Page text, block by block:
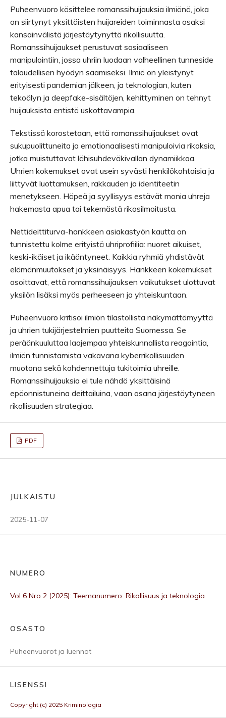
Puheenvuoro käsittelee romanssihuijauksia ilmiönä, joka
on siirtynyt yksittäisten huijareiden toiminnasta osaksi
kansainvälistä järjestäytynyttä rikollisuutta.
Romanssihuijaukset perustuvat sosiaaliseen
manipulointiin, jossa uhriin luodaan valheellinen tunneside
taloudellisen hyödyn saamiseksi. Ilmiö on yleistynyt
erityisesti pandemian jälkeen, ja teknologian, kuten
tekoälyn ja deepfake-sisältöjen, kehittyminen on tehnyt
huijauksista entistä uskottavampia.
Tekstissä korostetaan, että romanssihuijaukset ovat
sukupuolittuneita ja emotionaalisesti manipuloivia rikoksia,
jotka muistuttavat lähisuhdeväkivallan dynamiikkaa.
Uhrien kokemukset ovat usein syvästi henkilökohtaisia ja
liittyvät luottamuksen, rakkauden ja identiteetin
menetykseen. Häpeä ja syyllisyys estävät monia uhreja
hakemasta apua tai tekemästä rikosilmoitusta.
Nettideittiturva-hankkeen asiakastyön kautta on
tunnistettu kolme erityistä uhriprofiilia: nuoret aikuiset,
keski-ikäiset ja ikääntyneet. Kaikkia ryhmiä yhdistävät
elämänmuutokset ja yksinäisyys. Hankkeen kokemukset
osoittavat, että romanssihuijauksen vaikutukset ulottuvat
yksilön lisäksi myös perheeseen ja yhteiskuntaan.
Puheenvuoro kritisoi ilmiön tilastollista näkymättömyyttä
ja uhrien tukijärjestelmien puutteita Suomessa. Se
peräänkuuluttaa laajempaa yhteiskunnallista reagointia,
ilmiön tunnistamista vakavana kyberrikollisuuden
muotona sekä kohdennettuja tukitoimia uhreille.
Romanssihuijauksia ei tule nähdä yksittäisinä
epäonnistuneina deittailuina, vaan osana järjestäytyneen
rikollisuuden strategiaa.
PDF
JULKAISTU
2025-11-07
NUMERO
Vol 6 Nro 2 (2025): Teemanumero: Rikollisuus ja teknologia
OSASTO
Puheenvuorot ja luennot
LISENSSI
Copyright (c) 2025 Kriminologia